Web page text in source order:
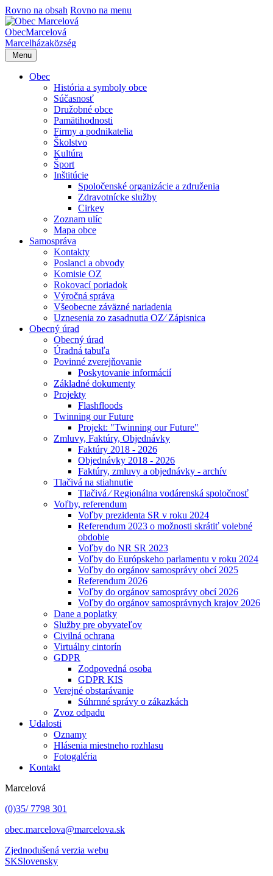
Rovno na obsah Rovno na menu
ObecMarcelová
Marcelházaközség
Menu
Obec
História a symboly obce
Súčasnosť
Družobné obce
Pamätihodnosti
Firmy a podnikatelia
Školstvo
Kultúra
Šport
Inštitúcie
Spoločenské organizácie a združenia
Zdravotnícke služby
Cirkev
Zoznam ulíc
Mapa obce
Samospráva
Kontakty
Poslanci a obvody
Komisie OZ
Rokovací poriadok
Výročná správa
Všeobecne záväzné nariadenia
Uznesenia zo zasadnutia OZ⁄ Zápisnica
Obecný úrad
Obecný úrad
Úradná tabuľa
Povinné zverejňovanie
Poskytovanie informácií
Základné dokumenty
Projekty
Flashfloods
Twinning our Future
Projekt: "Twinning our Future"
Zmluvy, Faktúry, Objednávky
Faktúry 2018 - 2026
Objednávky 2018 - 2026
Faktúry, zmluvy a objednávky - archív
Tlačivá na stiahnutie
Tlačivá ⁄ Regionálna vodárenská spoločnosť
Voľby, referendum
Voľby prezidenta SR v roku 2024
Referendum 2023 o možnosti skrátiť volebné
obdobie
Voľby do NR SR 2023
Voľby do Európskeho parlamentu v roku 2024
Voľby do orgánov samosprávy obcí 2025
Referendum 2026
Voľby do orgánov samosprávy obcí 2026
Voľby do orgánov samosprávnych krajov 2026
Dane a poplatky
Služby pre obyvateľov
Civilná ochrana
Virtuálny cintorín
GDPR
Zodpovedná osoba
GDPR KIS
Verejné obstarávanie
Súhrnné správy o zákazkách
Zvoz odpadu
Udalosti
Oznamy
Hlásenia miestneho rozhlasu
Fotogaléria
Kontakt
Marcelová
(0)35/ 7798 301
obec.marcelova@marcelova.sk
Zjednodušená verzia webu
SKSlovensky